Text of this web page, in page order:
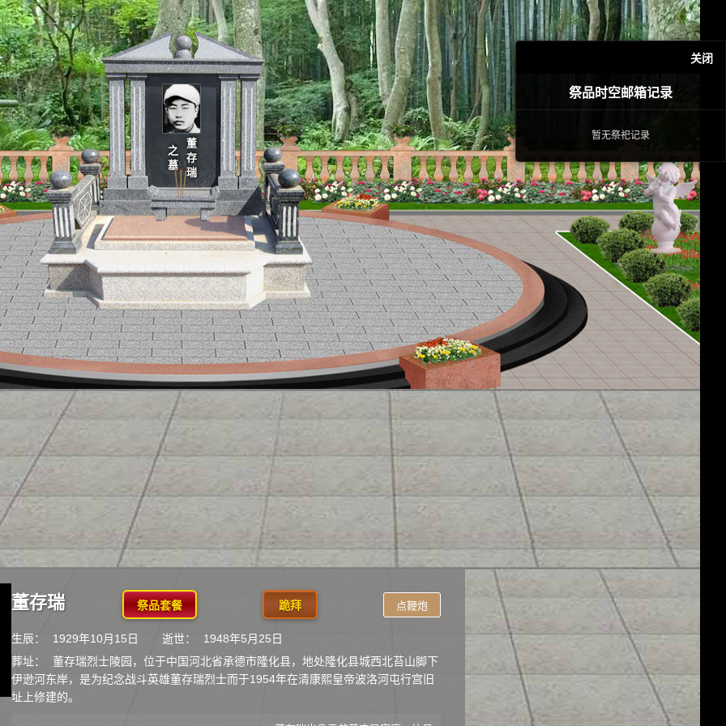
关闭
祭品时空邮箱记录
暂无祭祀记录
董存瑞
之墓
董存瑞 祭品套餐 跪拜 点鞭炮
生辰： 1929年10月15日 逝世：
1948年5月25日
葬址：
董存瑞烈士陵园，位于中国河北省承德市隆化县，地处隆化县城西北苔山脚下
伊逊河东岸，是为纪念战斗英雄董存瑞烈士而于1954年在清康熙皇帝波洛河屯行宫旧
址上修建的。